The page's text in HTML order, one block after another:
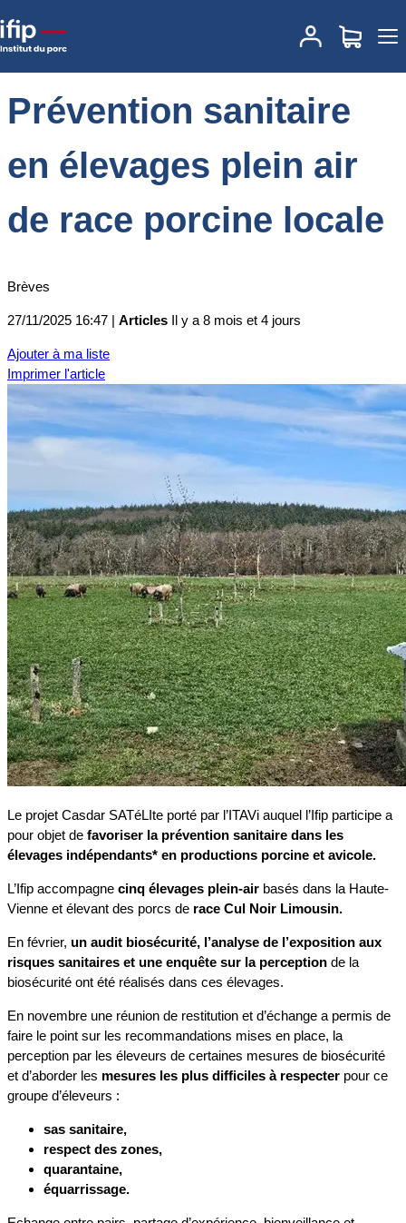
Accueil
Prévention sanitaire en élevages plein air de
race porcine locale
Prévention sanitaire
en élevages plein air
de race porcine locale
Brèves
27/11/2025 16:47 | Articles Il y a 8 mois et 4 jours
Ajouter à ma liste
Imprimer l'article
Le projet Casdar SATéLIte porté par l’ITAVi auquel l’Ifip participe a
pour objet de favoriser la prévention sanitaire dans les
élevages indépendants* en productions porcine et avicole.
L’Ifip accompagne cinq élevages plein-air basés dans la Haute-
Vienne et élevant des porcs de race Cul Noir Limousin.
En février, un audit biosécurité, l’analyse de l’exposition aux
risques sanitaires et une enquête sur la perception de la
biosécurité ont été réalisés dans ces élevages.
En novembre une réunion de restitution et d’échange a permis de
faire le point sur les recommandations mises en place, la
perception par les éleveurs de certaines mesures de biosécurité
et d’aborder les mesures les plus difficiles à respecter pour ce
groupe d’éleveurs :
sas sanitaire,
respect des zones,
quarantaine,
équarrissage.